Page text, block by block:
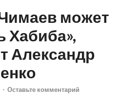
может
Хабиба»,
Александр
- Оставьте комментарий